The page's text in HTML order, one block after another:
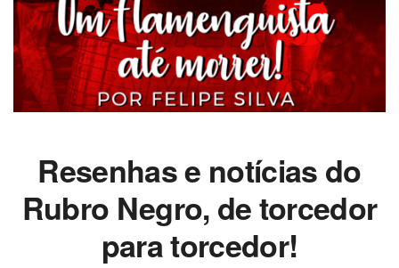
Resenhas e notícias do
Rubro Negro, de torcedor
para torcedor!